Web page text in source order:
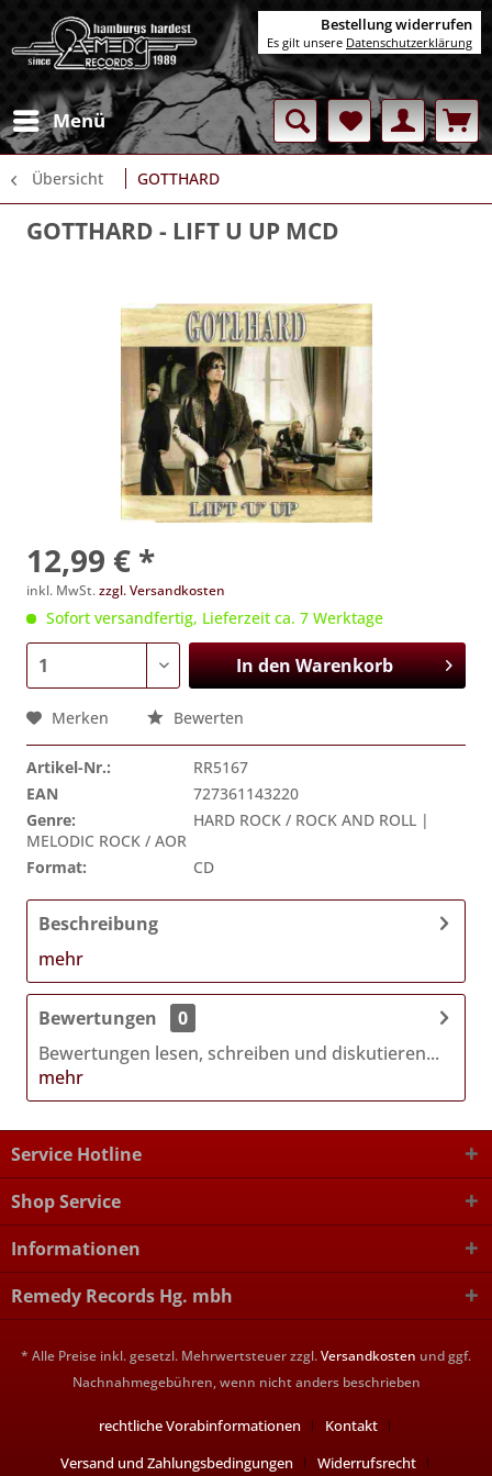
Menü
Übersicht GOTTHARD
GOTTHARD - LIFT U UP MCD
12,99 € *
inkl. MwSt.zzgl. Versandkosten
Sofort versandfertig, Lieferzeit ca. 7 Werktage
In denWarenkorb
Merken Bewerten
Artikel-Nr.:
RR5167
EAN
727361143220
Genre:
HARD ROCK / ROCK AND ROLL |
MELODIC ROCK / AOR
Format:
CD
Beschreibung
mehr
Bewertungen
0
Bewertungen lesen, schreiben und diskutieren...
mehr
Service Hotline
Shop Service
Informationen
Remedy Records Hg. mbh
* Alle Preise inkl. gesetzl. Mehrwertsteuer zzgl.Versandkosten und ggf.
Nachnahmegebühren, wenn nicht anders beschrieben
rechtliche Vorabinformationen
Kontakt
Versand und Zahlungsbedingungen
Widerrufsrecht
Bestellung widerrufen
Es gilt unsere Datenschutzerklärung